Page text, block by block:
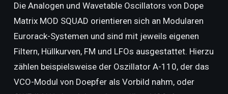
Die Analogen und Wavetable Oscillators von Dope
Matrix MOD SQUAD orientieren sich an Modularen
Eurorack-Systemen und sind mit jeweils eigenen
Filtern, Hüllkurven, FM und LFOs ausgestattet. Hierzu
zählen beispielsweise der Oszillator A-110, der das
VCO-Modul von Doepfer als Vorbild nahm, oder